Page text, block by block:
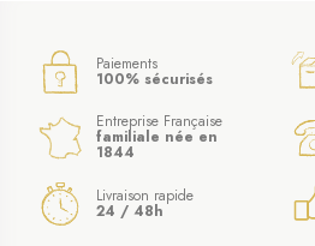
Paiements
100% sécurisés
Entreprise Française
familiale née en
1844
Livraison rapide
24 / 48h